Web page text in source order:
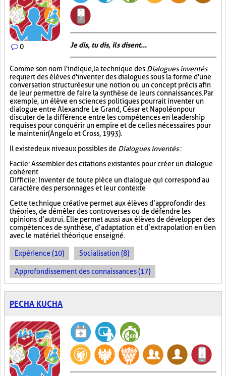
0 Je dis, tu dis, ils disent...
Comme son nom l'indique, la technique des Dialogues inventés
requiert des élèves d'inventer des dialogues sous la forme d'une
conversation structurée sur une notion ou un concept précis afin
de leur permettre de faire la synthèse de leurs connaissances. Par
exemple, un élève en sciences politiques pourrait inventer un
dialogue entre Alexandre Le Grand, César et Napoléon pour
discuter de la différence entre les compétences en leadership
requises pour conquérir un empire et de celles nécessaires pour
le maintenir (Angelo et Cross, 1993).
Il existe deux niveaux possibles de Dialogues inventés:
Facile : Assembler des citations existantes pour créer un dialogue
cohérent
Difficile : Inventer de toute pièce un dialogue qui correspond au
caractère des personnages et leur contexte
Cette technique créative permet aux élèves d’approfondir des
théories, de démêler des controverses ou de défendre les
opinions d’autrui. Elle permet aussi aux élèves de développer des
compétences de synthèse, d’adaptation et d’extrapolation en lien
avec le matériel théorique enseigné.
Expérience (10) Socialisation (8)
Approfondissement des connaissances (17)
PECHA KUCHA